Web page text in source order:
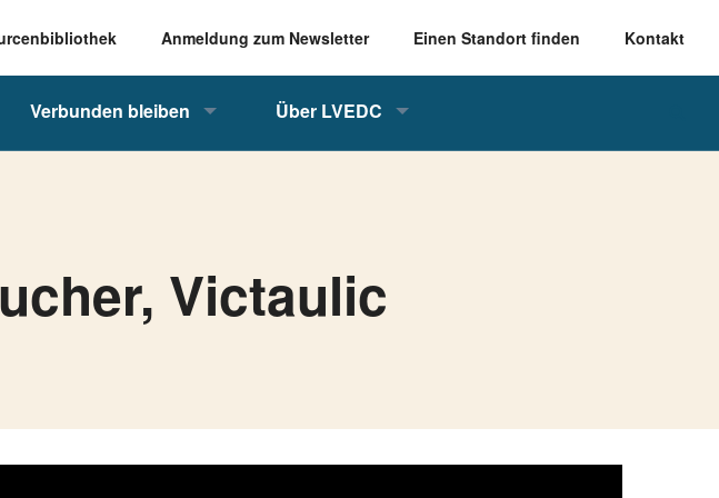
Anmeldung zum Newsletter Einen Standort finden Kontakt
Verbunden bleiben Über LVEDC
Victaulic